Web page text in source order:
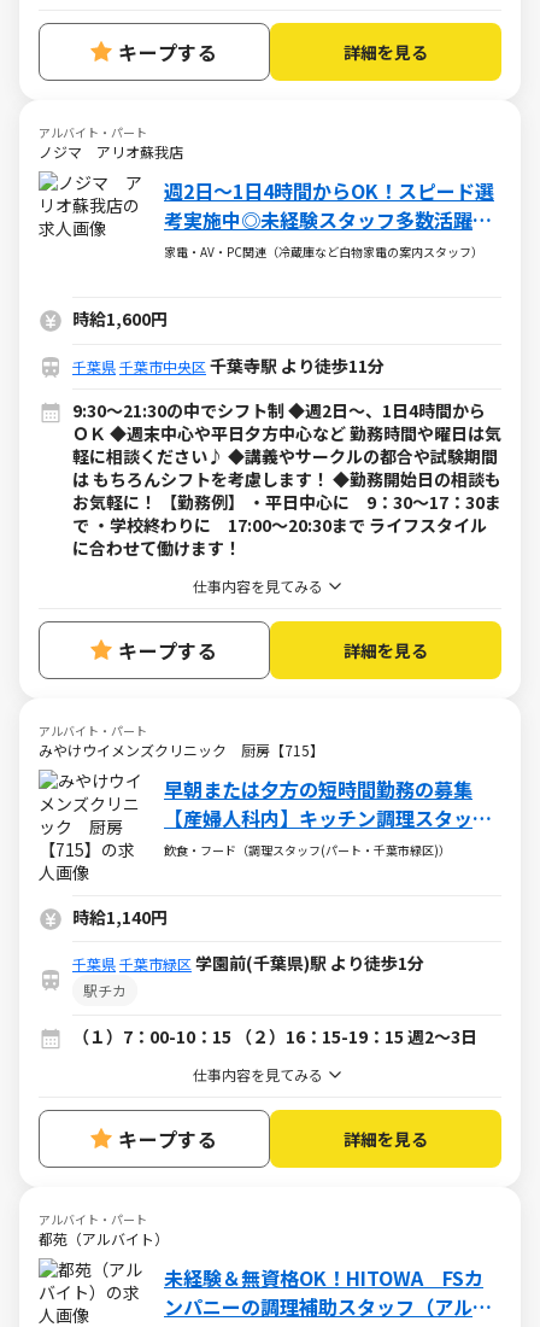
キープする 詳細を見る
アルバイト・パート
ノジマ アリオ蘇我店
週2日～1日4時間からOK！スピード選
考実施中◎未経験スタッフ多数活躍
中！
家電・AV・PC関連（冷蔵庫など白物家電の案内スタッフ）
時給1,600円
千葉県千葉市中央区 千葉寺駅 より徒歩11分
9:30～21:30の中でシフト制 ◆週2日～、1日4時間から
ＯＫ ◆週末中心や平日夕方中心など 勤務時間や曜日は気
軽に相談ください♪ ◆講義やサークルの都合や試験期間
は もちろんシフトを考慮します！ ◆勤務開始日の相談も
お気軽に！ 【勤務例】 ・平日中心に 9：30～17：30ま
で ・学校終わりに 17:00～20:30まで ライフスタイル
に合わせて働けます！
仕事内容を見てみる
キープする 詳細を見る
アルバイト・パート
みやけウイメンズクリニック 厨房【715】
早朝または夕方の短時間勤務の募集
【産婦人科内】キッチン調理スタッ
フ！お料理好きな方大歓迎♪
飲食・フード（調理スタッフ(パート・千葉市緑区)）
時給1,140円
千葉県千葉市緑区 学園前(千葉県)駅 より徒歩1分
駅チカ
（１）7：00-10：15 （２）16：15-19：15 週2～3日
仕事内容を見てみる
キープする 詳細を見る
アルバイト・パート
都苑（アルバイト）
未経験＆無資格OK！HITOWA FSカ
ンパニーの調理補助スタッフ（アルバ